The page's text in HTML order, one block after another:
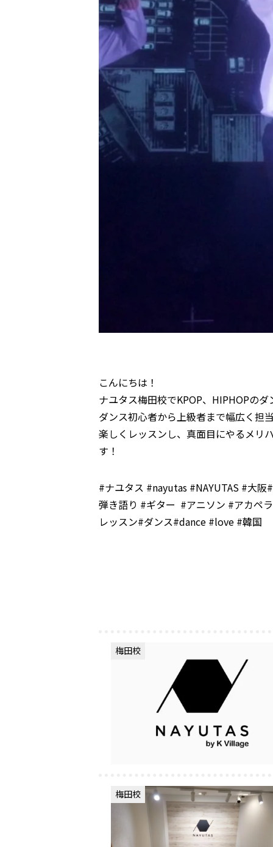
こんにちは！
ナユタス梅田校でKPOP、HIPHOPの
ダンス初心者から上級者まで幅広く担
楽しくレッスンし、真面目にやるメリ
す！
#ナユタス #nayutas #NAYUTAS #大
弾き語り #ギター #アニソン #アカペ
レッスン#ダンス#dance #love #韓国
梅田校
梅田校